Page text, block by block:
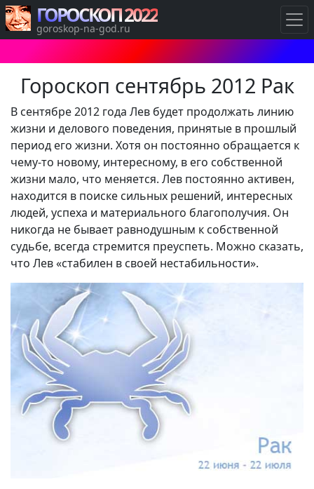
Гороскоп сентябрь 2012 Рак
В сентябре 2012 года Лев будет продолжать линию
жизни и делового поведения, принятые в прошлый
период его жизни. Хотя он постоянно обращается к
чему-то новому, интересному, в его собственной
жизни мало, что меняется. Лев постоянно активен,
находится в поиске сильных решений, интересных
людей, успеха и материального благополучия. Он
никогда не бывает равнодушным к собственной
судьбе, всегда стремится преуспеть. Можно сказать,
что Лев «стабилен в своей нестабильности».
ГОРОСКОП 2022
goroskop-na-god.ru